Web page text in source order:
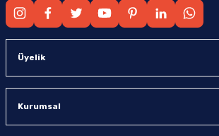
Üyelik
Kurumsal